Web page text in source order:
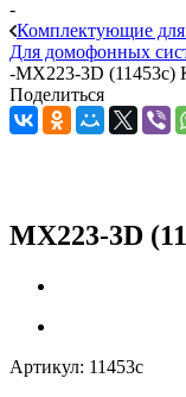
-
Комплектующие
Для домофонных
-MX223-3D (11453c)
Поделиться
MX223-3D
Артикул: 11453c